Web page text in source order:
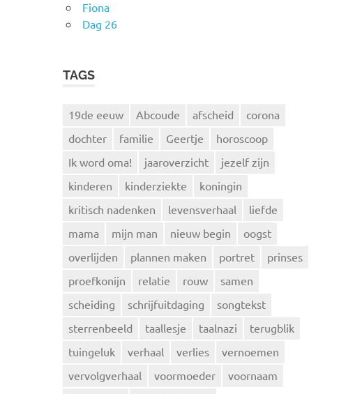
Fiona
Dag 26
TAGS
19de eeuw Abcoude afscheid
corona
dochter
familie Geertje
horoscoop
Ik word oma!
jaaroverzicht
jezelf zijn
kinderen
kinderziekte
koningin
kritisch nadenken
levensverhaal
liefde
mama
mijn man nieuw begin
oogst
overlijden
plannen maken portret
prinses
proefkonijn
relatie rouw
samen
scheiding
schrijfuitdaging
songtekst
sterrenbeeld
taallesje taalnazi
terugblik
tuingeluk
verhaal verlies
vernoemen
vervolgverhaal
voormoeder
voornaam